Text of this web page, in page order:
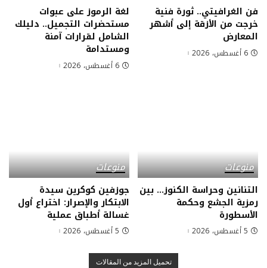
فن الغرافيتي.. ثورة فنية
خرجت من الأزقة إلى أشهر
المعارض
6 أغسطس، 2026
لغة الرموز على عبوات
مستحضرات التجميل.. دليلك
الشامل لقرارات آمنة
ومستدامة
6 أغسطس، 2026
منوعات
التنانين وحراسة الكنوز… بين
رمزية الجشع وحكمة
الأسطورة
5 أغسطس، 2026
منوعات
جوزفين كوكرين سيدة
الابتكار والإصرار: اختراع أول
غسالة أطباق عملية
5 أغسطس، 2026
تحميل المزيد من المقالات